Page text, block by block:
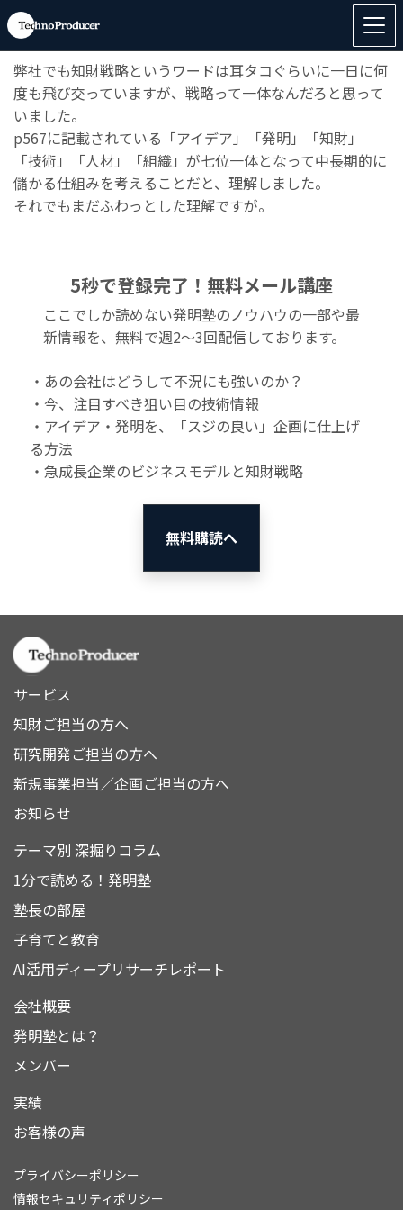
◆「Patent Information For Victory ～「知財」から、
企業の“未来”を手に入れる！～」
弊社でも知財戦略というワードは耳タコぐらいに一日に何
度も飛び交っていますが、戦略って一体なんだろと思って
いました。
p567に記載されている「アイデア」「発明」「知財」
「技術」「人材」「組織」が七位一体となって中長期的に
儲かる仕組みを考えることだと、理解しました。
それでもまだふわっとした理解ですが。
5秒で登録完了！無料メール講座
ここでしか読めない発明塾のノウハウの一部や最
新情報を、無料で週2〜3回配信しております。
・あの会社はどうして不況にも強いのか？
・今、注目すべき狙い目の技術情報
・アイデア・発明を、「スジの良い」企画に仕上げ
る方法
・急成長企業のビジネスモデルと知財戦略
無料購読へ
サービス
知財ご担当の方へ
研究開発ご担当の方へ
新規事業担当／企画ご担当の方へ
お知らせ
テーマ別 深掘りコラム
1分で読める！発明塾
塾長の部屋
子育てと教育
AI活用ディープリサーチレポート
会社概要
発明塾とは？
メンバー
実績
お客様の声
プライバシーポリシー
情報セキュリティポリシー